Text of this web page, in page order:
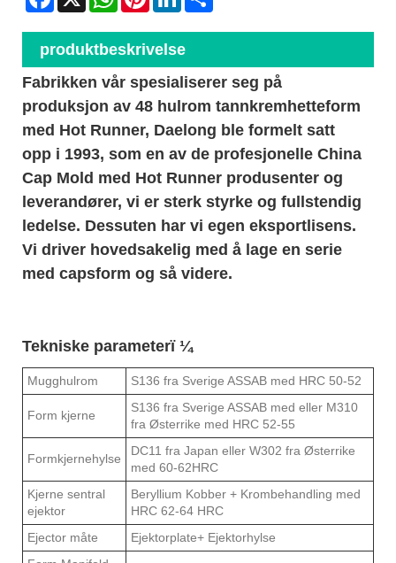
produktbeskrivelse
Fabrikken vår spesialiserer seg på
produksjon av 48 hulrom tannkremhetteform
med Hot Runner, Daelong ble formelt satt
opp i 1993, som en av de profesjonelle China
Cap Mold med Hot Runner produsenter og
leverandører, vi er sterk styrke og fullstendig
ledelse. Dessuten har vi egen eksportlisens.
Vi driver hovedsakelig med å lage en serie
med capsform og så videre.
Tekniske parameterï ¼
Mugghulrom S136 fra Sverige ASSAB med HRC 50-52
Form kjerne
S136 fra Sverige ASSAB med eller M310
fra Østerrike med HRC 52-55
Formkjernehylse
DC11 fra Japan eller W302 fra Østerrike
med 60-62HRC
Kjerne sentral
ejektor
Beryllium Kobber + Krombehandling med
HRC 62-64 HRC
Ejector måte
Ejektorplate+ Ejektorhylse